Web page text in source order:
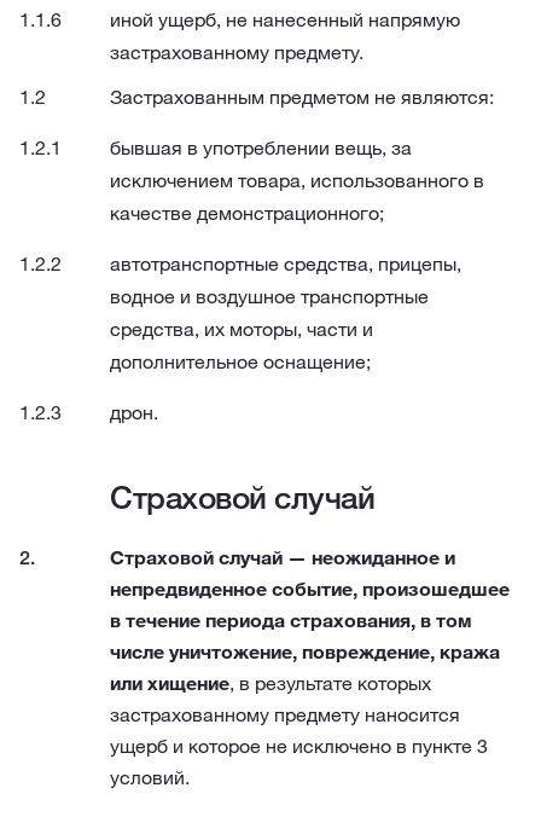
иной ущерб, не нанесенный напрямую
застрахованному предмету.
Застрахованным предметом не являются:
бывшая в употреблении вещь, за
исключением товара, использованного в
качестве демонстрационного;
автотранспортные средства, прицепы,
водное и воздушное транспортные
средства, их моторы, части и
дополнительное оснащение;
дрон.
Страховой случай
Страховой случай — неожиданное и
непредвиденное событие, произошедшее
в течение периода страхования, в том
числе уничтожение, повреждение, кража
или хищение, в результате которых
застрахованному предмету наносится
ущерб и которое не исключено в пункте 3
условий.